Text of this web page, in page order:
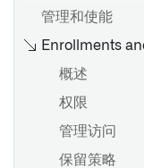
管理和使能
Enrollments
概述
权限
管理访问
保留策略